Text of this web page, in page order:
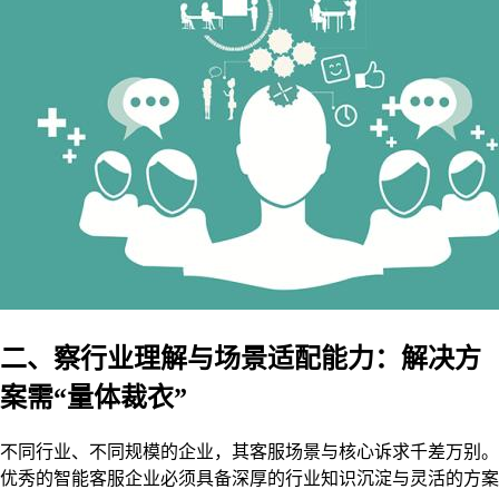
二、察行业理解与场景适配能力：解决方
案需“量体裁衣”
不同行业、不同规模的企业，其客服场景与核心诉求千差万别。
优秀的智能客服企业必须具备深厚的行业知识沉淀与灵活的方案